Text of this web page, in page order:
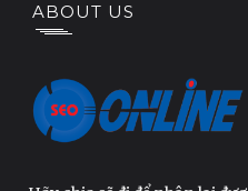
ABOUT US